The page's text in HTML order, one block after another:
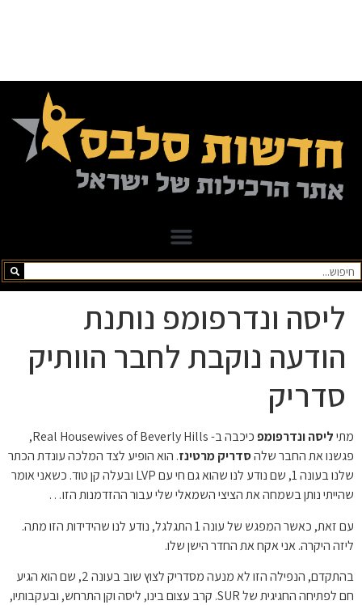
ליסה ונדרפומפ נותנת
הודעה נוקבת לחבר הוותיק
סדריק
מתיליסה ונדרפומפ
כיכבה ב- Real Housewives of Beverly Hills,
פגשנו את החבר שלהסדריק מרטינז. הוא הופיע לצד המלכה עונדת הכתר
שלנו בעונה 1, שם נודע לנו שהוא גם חי עם LVP ובעלה קן טוד. כשאני אומר
שהייתי נותן בשמחה את הציצי השמאלי שלי עבור ההזדמנות הזו…
עם זאת, כאשר המפגש של עונה 1 התגלגל, נודע לנו שהידידות הזו מתה.
ליזה היקרה. אני אקח את החדר הישן שלו.
בהתקדם, הנפילה הזו לא מנעה מסדריק לצוץ שוב בעונה 2, שם הוא הגיע
חם לפתיחה החגיגית של SUR. קרב עצום בינו, ליסה וקן התרחש, ובעקבותיו,